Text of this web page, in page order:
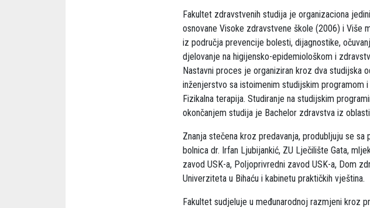
Fakultet zdravstvenih studija je organizaciona
osnovane Visoke zdravstvene škole (2006) i Više
iz područja prevencije bolesti, dijagnostike,
djelovanje na higijensko-epidemiološkom i
Nastavni proces je organiziran kroz dva studijska
inženjerstvo sa istoimenim studijskim
Fizikalna terapija. Studiranje na studijskim
okončanjem studija je Bachelor zdravstva iz
Znanja stečena kroz predavanja, produbljuju se sa
bolnica dr. Irfan Ljubijankić, ZU Lječilište Gata,
zavod USK-a, Poljoprivredni zavod USK-a, Dom
Univerziteta u Bihaću i kabinetu praktičkih vještina.
Fakultet sudjeluje u međunarodnoj razmjeni kroz